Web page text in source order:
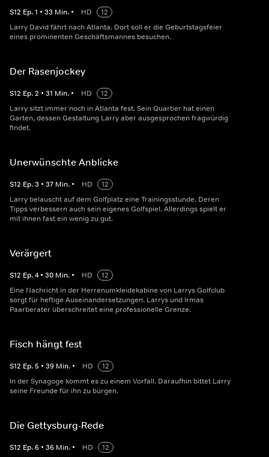
S12 Ep.1 • 33 Min. • HD
12
Larry David fährt nach Atlanta. Dort soll er die Geburtstagsfeier
eines prominenten Geschäftsmannes besuchen.
Der Rasenjockey
S12 Ep.2 • 31 Min. • HD
12
Larry sitzt immer noch in Atlanta fest. Sein Quartier hat einen
Garten, dessen Gestaltung Larry aber ausgesprochen fragwürdig
findet.
Unerwünschte Anblicke
S12 Ep.3 • 37 Min. • HD
12
Larry belauscht auf dem Golfplatz eine Trainingsstunde. Deren
Tipps verbessern auch sein eigenes Golfspiel. Allerdings spielt er
mit ihnen fast ein wenig zu gut.
Verärgert
S12 Ep.4 • 30 Min. • HD
12
Eine Nachricht in der Herrenumkleidekabine von Larrys Golfclub
sorgt für heftige Auseinandersetzungen. Larrys und Irmas
Paarberater überschreitet eine professionelle Grenze.
Fisch hängt fest
S12 Ep.5 • 39 Min. • HD
12
In der Synagoge kommt es zu einem Vorfall. Daraufhin bittet Larry
seine Freunde für ihn zu bürgen.
Die Gettysburg-Rede
S12 Ep.6 • 36 Min. • HD
12